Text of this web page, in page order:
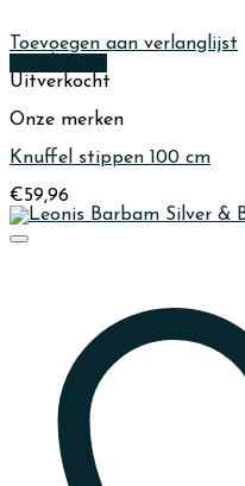
Toevoegen aan verlanglijst
Uitverkocht
Onze merken
Knuffel stippen 100 cm
€59,96